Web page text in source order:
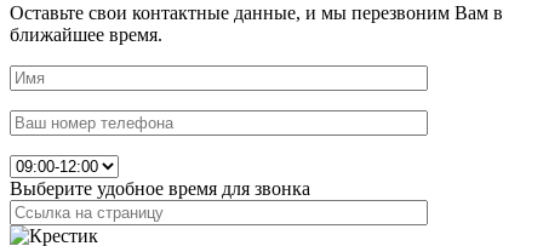
Оставьте свои контактные данные, и мы перезвоним Вам в
ближайшее время.
Выберите удобное время для звонка